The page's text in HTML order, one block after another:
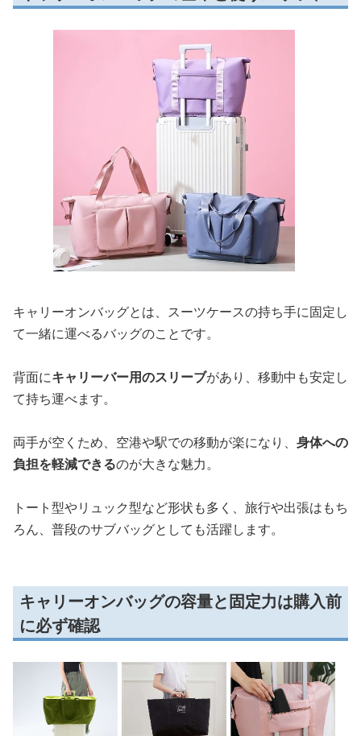
キャリーオンバッグとは、スーツケースの持ち手に固定し
て一緒に運べるバッグのことです。
背面にキャリーバー用のスリーブがあり、移動中も安定し
て持ち運べます。
両手が空くため、空港や駅での移動が楽になり、 身体への
負担を軽減できるのが大きな魅力。
トート型やリュック型など形状も多く、旅行や出張はもち
ろん、普段のサブバッグとしても活躍します。
キャリーオンバッグの容量と固定力は購入前
に必ず確認